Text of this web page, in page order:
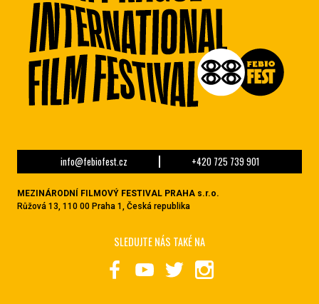
info@febiofest.cz +420 725 739 901
MEZINÁRODNÍ FILMOVÝ FESTIVAL PRAHA s.r.o.
Růžová 13, 110 00 Praha 1, Česká republika
SLEDUJTE NÁS TAKÉ NA